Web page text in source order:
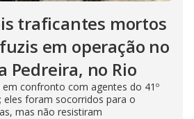
traficantes mortos
em operação no
Pedreira, no Rio
confronto com agentes do 41º
eles foram socorridos para o
mas não resistiram